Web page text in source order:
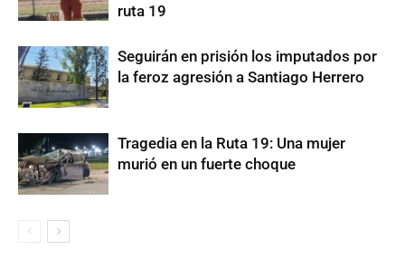
ruta 19
Seguirán en prisión los imputados por
la feroz agresión a Santiago Herrero
Tragedia en la Ruta 19: Una mujer
murió en un fuerte choque